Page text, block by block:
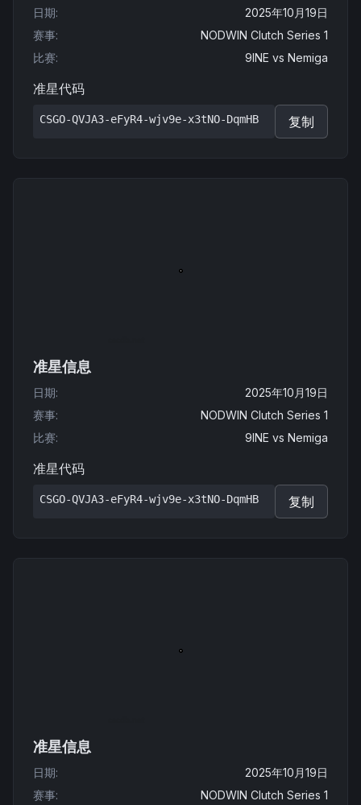
日期:
2025年10月19日
赛事:
NODWIN Clutch Series 1
比赛: 9INE vs Nemiga
准星代码
CSGO-QVJA3-eFyR4-wjv9e-x3tNO-DqmHB 复制
准星信息
日期:
2025年10月19日
赛事:
NODWIN Clutch Series 1
比赛: 9INE vs Nemiga
准星代码
CSGO-QVJA3-eFyR4-wjv9e-x3tNO-DqmHB 复制
准星信息
日期:
2025年10月19日
赛事: NODWIN Clutch Series 1